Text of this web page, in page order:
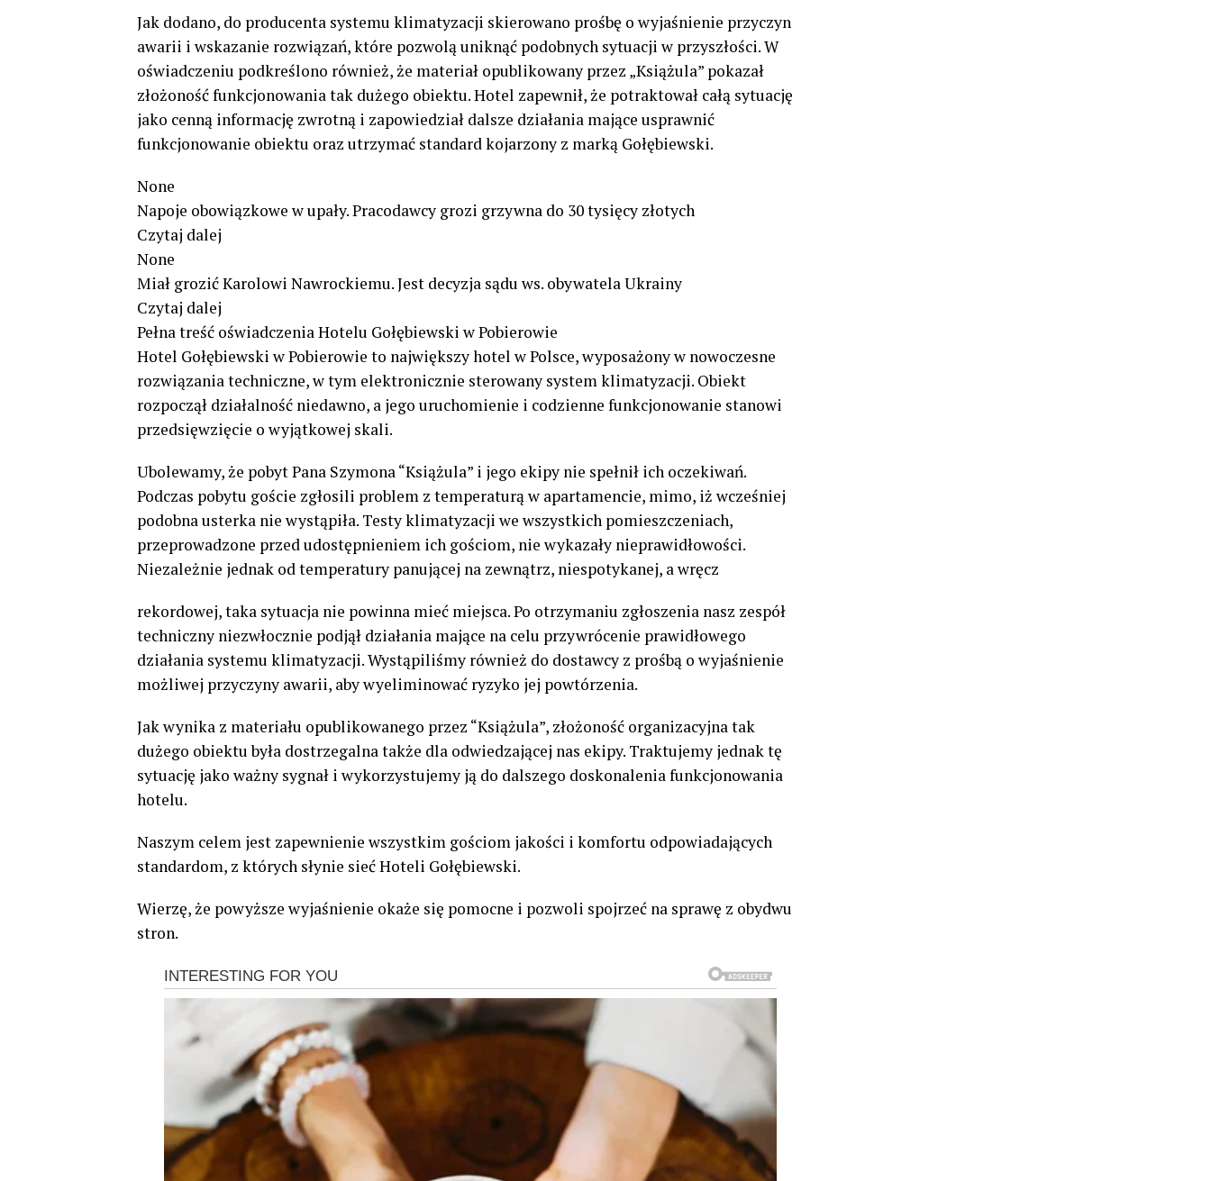
Jak dodano, do producenta systemu klimatyzacji skierowano prośbę o wyjaśnienie przyczyn
awarii i wskazanie rozwiązań, które pozwolą uniknąć podobnych sytuacji w przyszłości. W
oświadczeniu podkreślono również, że materiał opublikowany przez „Książula” pokazał
złożoność funkcjonowania tak dużego obiektu. Hotel zapewnił, że potraktował całą sytuację
jako cenną informację zwrotną i zapowiedział dalsze działania mające usprawnić
funkcjonowanie obiektu oraz utrzymać standard kojarzony z marką Gołębiewski.
None
Napoje obowiązkowe w upały. Pracodawcy grozi grzywna do 30 tysięcy złotych
Czytaj dalej
None
Miał grozić Karolowi Nawrockiemu. Jest decyzja sądu ws. obywatela Ukrainy
Czytaj dalej
Pełna treść oświadczenia Hotelu Gołębiewski w Pobierowie
Hotel Gołębiewski w Pobierowie to największy hotel w Polsce, wyposażony w nowoczesne
rozwiązania techniczne, w tym elektronicznie sterowany system klimatyzacji. Obiekt
rozpoczął działalność niedawno, a jego uruchomienie i codzienne funkcjonowanie stanowi
przedsięwzięcie o wyjątkowej skali.
Ubolewamy, że pobyt Pana Szymona “Książula” i jego ekipy nie spełnił ich oczekiwań.
Podczas pobytu goście zgłosili problem z temperaturą w apartamencie, mimo, iż wcześniej
podobna usterka nie wystąpiła. Testy klimatyzacji we wszystkich pomieszczeniach,
przeprowadzone przed udostępnieniem ich gościom, nie wykazały nieprawidłowości.
Niezależnie jednak od temperatury panującej na zewnątrz, niespotykanej, a wręcz
rekordowej, taka sytuacja nie powinna mieć miejsca. Po otrzymaniu zgłoszenia nasz zespół
techniczny niezwłocznie podjął działania mające na celu przywrócenie prawidłowego
działania systemu klimatyzacji. Wystąpiliśmy również do dostawcy z prośbą o wyjaśnienie
możliwej przyczyny awarii, aby wyeliminować ryzyko jej powtórzenia.
Jak wynika z materiału opublikowanego przez “Książula”, złożoność organizacyjna tak
dużego obiektu była dostrzegalna także dla odwiedzającej nas ekipy. Traktujemy jednak tę
sytuację jako ważny sygnał i wykorzystujemy ją do dalszego doskonalenia funkcjonowania
hotelu.
Naszym celem jest zapewnienie wszystkim gościom jakości i komfortu odpowiadających
standardom, z których słynie sieć Hoteli Gołębiewski.
Wierzę, że powyższe wyjaśnienie okaże się pomocne i pozwoli spojrzeć na sprawę z obydwu
stron.